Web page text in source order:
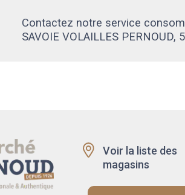
Contactez notre service
SAVOIE VOLAILLES
Voir la liste des
magasins